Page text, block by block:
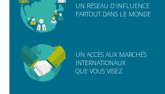
UN RÉSEAU D'INFLUENCE
PARTOUT DANS LE MONDE
UN ACCÈS AUX MARCHÉS
INTERNATIONAUX
QUE VOUS VISEZ